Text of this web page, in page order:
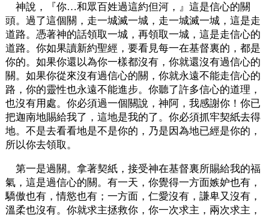
神說，『你…和眾百姓過這約但河，』這是信心的關
頭。過了這個關，走一城滅一城，走一城滅一城，這是走
道路。憑著神的話領取一城，再領取一城，這是走信心的
道路。你如果讀新約聖經，要看見每一在基督裏的，都是
你的。如果你還以為你一樣都沒有，你就還沒有過信心的
關。如果你從來沒有過信心的關，你就永遠不能走信心的
路，你的靈性也永遠不能進步。你聽了許多信心的道理，
也沒有用處。你必須過一個關說，神阿，我感謝你！你已
把迦南地賜給我了，這地是我的了。你必須抓牢契紙去得
地。不是去看看地是不是你的，乃是因為地已經是你的，
所以你去領取。
第一是過關。拿著契紙，接受神在基督裏所賜給我的福
氣，這是過信心的關。有一天，你覺得一方面嫉妒也有，
驕傲也有，情慾也有；一方面，仁愛沒有，謙卑又沒有，
溫柔也沒有。你就求主拯救你，你一次求主，兩次求主，